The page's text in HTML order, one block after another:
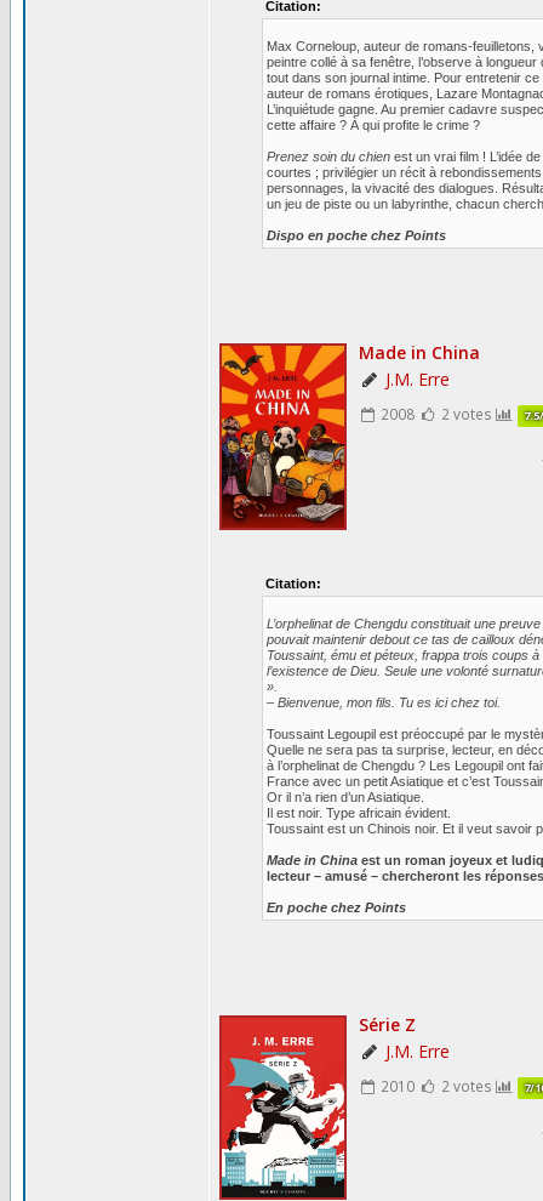
Citation:
Max Corneloup, auteur de romans-feuilletons,
peintre collé à sa fenêtre, l’observe à
tout dans son journal intime. Pour entretenir
auteur de romans érotiques, Lazare
L’inquiétude gagne. Au premier cadavre
cette affaire ? À qui profite le crime ?
Prenez soin du chien est un vrai film ! L’idée
courtes ; privilégier un récit à
personnages, la vivacité des dialogues.
un jeu de piste ou un labyrinthe, chacun
Dispo en poche chez Points
Citation:
L’orphelinat de Chengdu constituait une
pouvait maintenir debout ce tas de cailloux
Toussaint, ému et péteux, frappa trois coups
l’existence de Dieu. Seule une volonté
».
– Bienvenue, mon fils. Tu es ici chez toi.
Toussaint Legoupil est préoccupé par le
Quelle ne sera pas ta surprise, lecteur, en
à l’orphelinat de Chengdu ? Les Legoupil ont
France avec un petit Asiatique et c’est
Or il n’a rien d’un Asiatique.
Il est noir. Type africain évident.
Toussaint est un Chinois noir. Et il veut savoir
Made in China est un roman joyeux et
lecteur – amusé – chercheront les
En poche chez Points